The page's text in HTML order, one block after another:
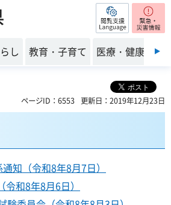
閲覧支援
し 教育・子育て 医療・健康・福
ページID：6553 更新日：2019年12月23日
知（令和8年8月7日）
和8年8月6日）